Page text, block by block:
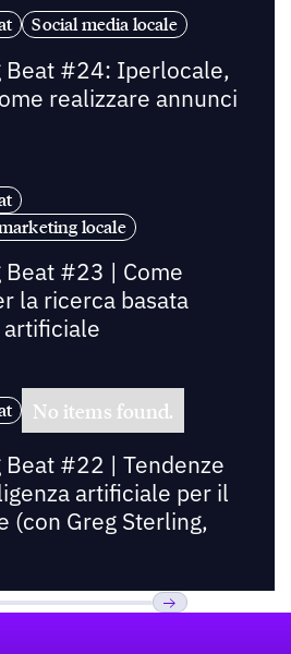
Social media locale
Beat #24: Iperlocale,
realizzare annunci
locale
Beat #23 | Come
la ricerca basata
No items found.
Beat #22 | Tendenze
artificiale per il
(con Greg Sterling,